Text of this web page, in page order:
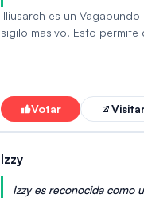
Illiusarch es un
sigilo masivo. Esto
escala como en
opción versátil para
Votar
Izzy
Izzy es reconocida como